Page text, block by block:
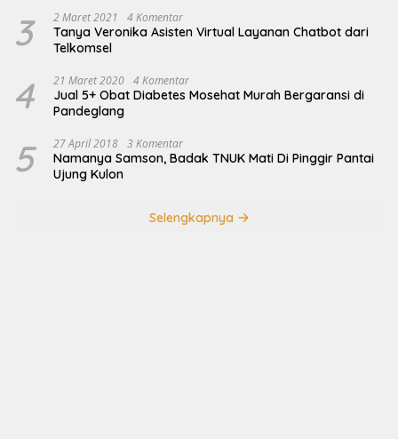
3 2 Maret 2021 4 Komentar
Tanya Veronika Asisten Virtual Layanan Chatbot dari
Telkomsel
4 21 Maret 2020 4 Komentar
Jual 5+ Obat Diabetes Mosehat Murah Bergaransi di
Pandeglang
5 27 April 2018 3 Komentar
Namanya Samson, Badak TNUK Mati Di Pinggir Pantai
Ujung Kulon
Selengkapnya